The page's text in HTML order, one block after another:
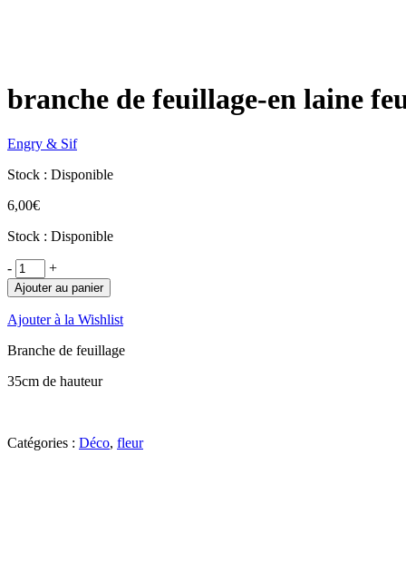
branche de feuillage-en laine
Engry & Sif
Stock : Disponible
6,00€
Stock : Disponible
- +
Ajouter au panier
Ajouter à la Wishlist
Branche de feuillage
35cm de hauteur
Catégories : Déco, fleur